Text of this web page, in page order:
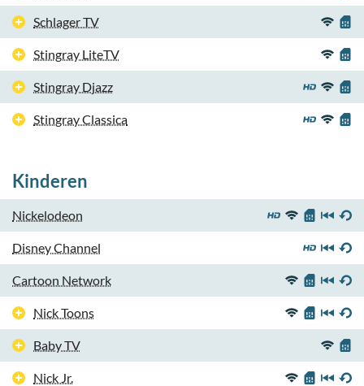
Schlager TV
Stingray LiteTV
Stingray Djazz
Stingray Classica
Kinderen
Nickelodeon
Disney Channel
Cartoon Network
Nick Toons
Baby TV
Nick Jr.